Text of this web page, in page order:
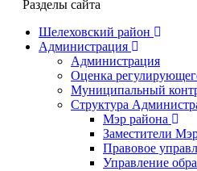
Разделы сайта
Шелеховский район
Администрация
Администрация
Оценка
Муниципальный
Структура
Мэр района
Заместители
Правовое
Управление